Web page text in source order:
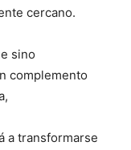
cercano.
sino
complemento
a transformarse